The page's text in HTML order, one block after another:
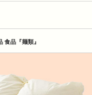
食品『麺類』